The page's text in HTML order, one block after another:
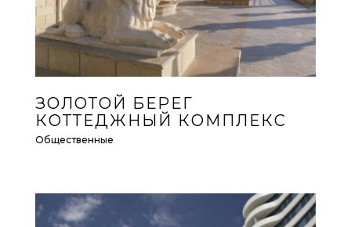
ЗОЛОТОЙ БЕРЕГ
КОТТЕДЖНЫЙ КОМПЛЕКС
Общественные